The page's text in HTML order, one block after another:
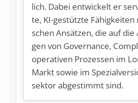
lich. Da­bei ent­wi­ckelt er
te, KI-ge­stütz­te
schen An­sät­zen, die auf
gen von Go­ver­nan­ce,
ope­ra­ti­ven Pro­zes­sen im
Markt so­wie im
sek­tor ab­ge­stimmt sind.